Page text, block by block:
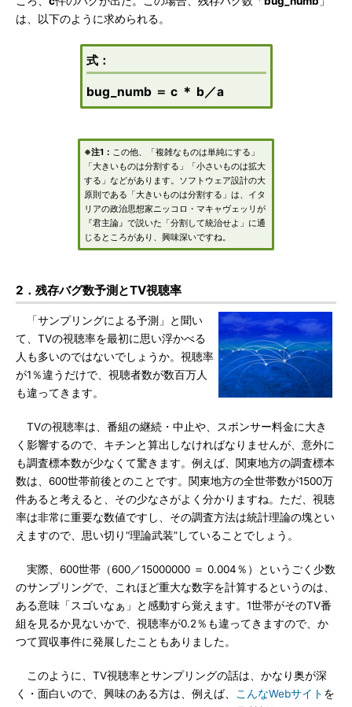
は、以下のように求められる。
式：
bug_numb ＝ c ＊ b／a
※注1： この他、「複雑なものは単純にする」
「大きいものは分割する」「小さいものは拡大
する」などがあります。ソフトウェア設計の大
原則である「大きいものは分割する」は、イタ
リアの政治思想家ニッコロ・マキャヴェッリが
『君主論』で説いた「分割して統治せよ」に通
じるところがあり、興味深いですね。
2．残存バグ数予測とTV視聴率
「サンプリングによる予測」と聞い
て、TVの視聴率を最初に思い浮かべる
人も多いのではないでしょうか。視聴率
が1％違うだけで、視聴者数が数百万人
も違ってきます。
TVの視聴率は、番組の継続・中止や、スポンサー料金に大き
く影響するので、キチンと算出しなければなりませんが、意外に
も調査標本数が少なくて驚きます。例えば、関東地方の調査標本
数は、600世帯前後とのことです。関東地方の全世帯数が1500万
件あると考えると、その少なさがよく分かりますね。ただ、視聴
率は非常に重要な数値ですし、その調査方法は統計理論の塊とい
えますので、思い切り“理論武装”していることでしょう。
実際、600世帯（600／15000000 ＝ 0.004％）というごく少数
のサンプリングで、これほど重大な数字を計算するというのは、
ある意味「スゴいなぁ」と感動すら覚えます。1世帯がそのTV番
組を見るか見ないかで、視聴率が0.2％も違ってきますので、か
つて買収事件に発展したこともありました。
このように、TV視聴率とサンプリングの話は、かなり奥が深
く・面白いので、興味のある方は、例えば、
こんなWebサイト を